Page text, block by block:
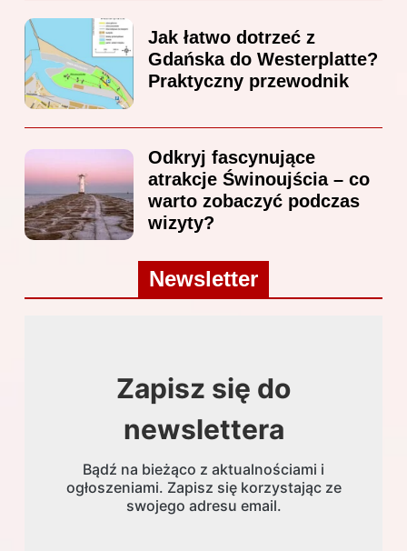
Jak łatwo dotrzeć z
Gdańska do Westerplatte?
Praktyczny przewodnik
Odkryj fascynujące
atrakcje Świnoujścia – co
warto zobaczyć podczas
wizyty?
Newsletter
Zapisz się do
newslettera
Bądź na bieżąco z aktualnościami i
ogłoszeniami. Zapisz się korzystając ze
swojego adresu email.